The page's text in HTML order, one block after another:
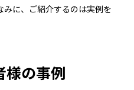
に、ご紹介するのは実例を
様の事例